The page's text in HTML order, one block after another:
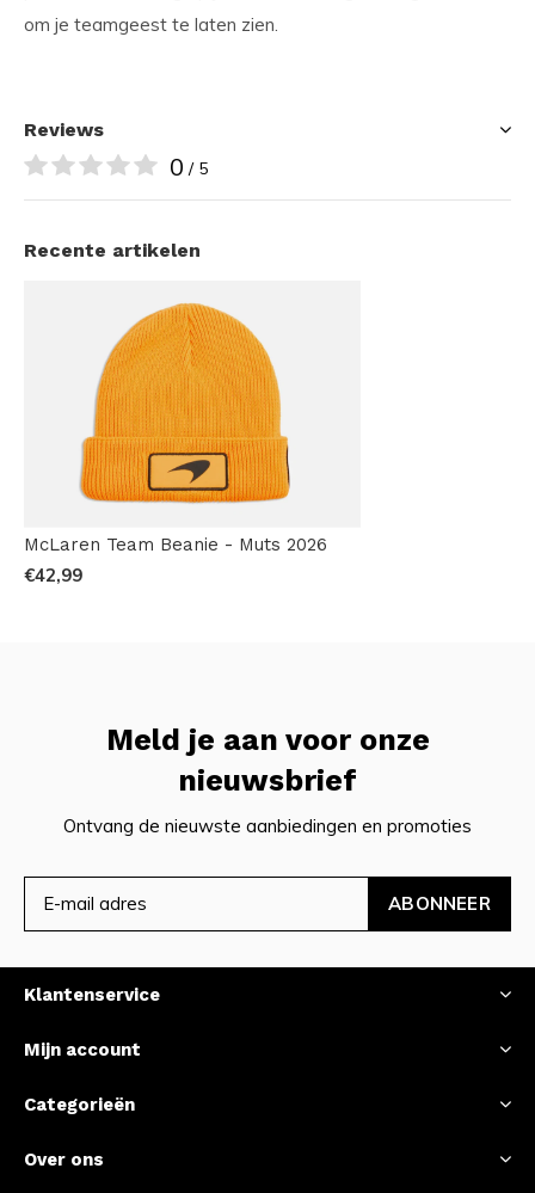
om je teamgeest te laten zien.
Reviews
0 / 5
Recente artikelen
McLaren Team Beanie - Muts 2026
€42,99
Meld je aan voor onze
nieuwsbrief
Ontvang de nieuwste aanbiedingen en promoties
ABONNEER
Klantenservice
Mijn account
Categorieën
Over ons